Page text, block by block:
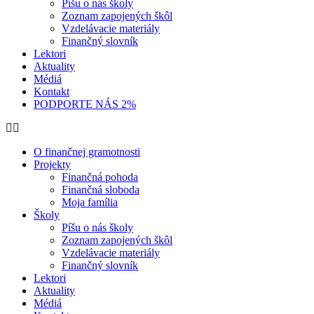
Píšu o nás školy
Zoznam zapojených škôl
Vzdelávacie materiály
Finančný slovník
Lektori
Aktuality
Médiá
Kontakt
PODPORTE NÁS 2%
O finančnej gramotnosti
Projekty
Finančná pohoda
Finančná sloboda
Moja família
Školy
Píšu o nás školy
Zoznam zapojených škôl
Vzdelávacie materiály
Finančný slovník
Lektori
Aktuality
Médiá